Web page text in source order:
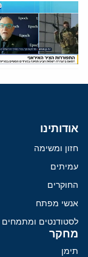
אודותינו
חזון ומשימה
עמיתים
החוקרים
אנשי מפתח
לסטודנטים ומתמחים
מחקר
תימן